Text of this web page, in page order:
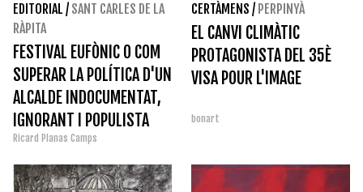
EDITORIAL / SANT CARLES DE LA
RÀPITA
FESTIVAL EUFÒNIC O COM
SUPERAR LA POLÍTICA D'UN
ALCALDE INDOCUMENTAT,
IGNORANT I POPULISTA
Ricard Planas Camps
CERTÀMENS / PERPINYÀ
EL CANVI CLIMÀTIC
PROTAGONISTA DEL 35È
VISA POUR L'IMAGE
bonart